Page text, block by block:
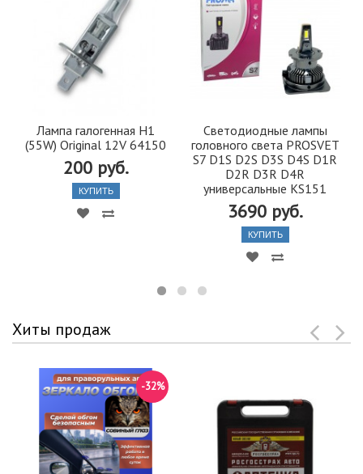
Лампа галогенная H1
(55W) Original 12V 64150
200 руб.
КУПИТЬ
Светодиодные лампы
головного света PROSVET
S7 D1S D2S D3S D4S D1R
D2R D3R D4R
универсальные KS151
3690 руб.
КУПИТЬ
Хиты продаж
-32%